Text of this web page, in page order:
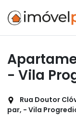
- Vila
Rua Doutor
par, - Vila